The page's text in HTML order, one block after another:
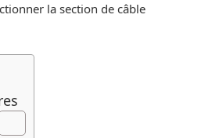
la section de câble